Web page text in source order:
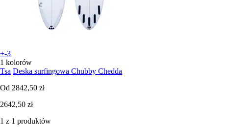
+-3
1 kolorów
Tsa Deska surfingowa Chubby Chedda
Od 2842,50 zł
2642,50 zł
1 z 1 produktów